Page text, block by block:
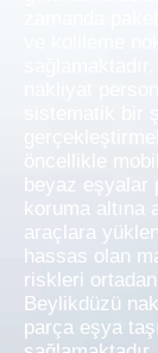
öncellikle
beyaz eşyalar
koruma altına
araçlara
hassas olan
riskleri ortadan
Beylikdüzü
parça eşya